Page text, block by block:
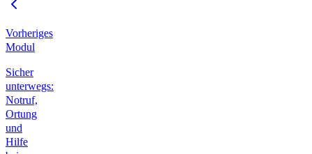
Vorheriges
Modul
Sicher
unterwegs:
Notruf,
Ortung
und
Hilfe